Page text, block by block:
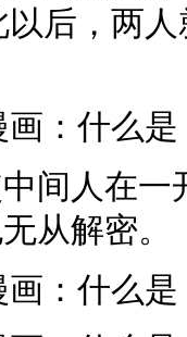
后，两
间人在
从解密。